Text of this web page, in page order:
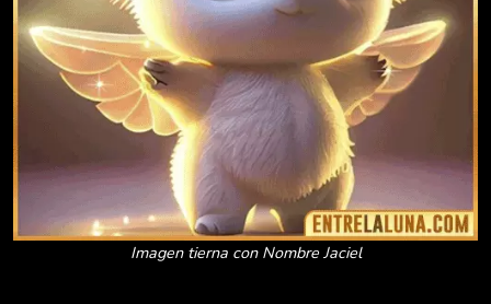
Imagen tierna con Nombre Jaciel